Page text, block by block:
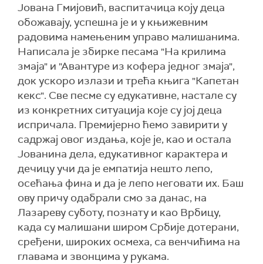
Јована Гмијовић, васпитачица коју деца
обожавају, успешна је и у књижевним
радовима намењеним управо малишанима.
Написала је збирке песама "На крилима
змаја" и "Авантуре из кофера једног змаја",
док ускоро излази и трећа књига "Капетан
кекс". Све песме су едукативне, настале су
из конкретних ситуација које су јој деца
испричала. Премијерно ћемо завирити у
садржај овог издања, које је, као и остала
Јованина дела, едукативног карактера и
дечицу учи да је емпатија нешто лепо,
осећања фина и да је лепо неговати их. Баш
ову причу одабрали смо за данас, на
Лазареву суботу, познату и као Врбицу,
када су малишани широм Србије дотерани,
сређени, широких осмеха, са венчићима на
главама и звонцима у рукама.